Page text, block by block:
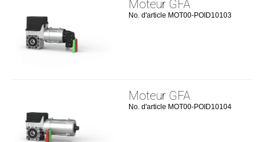
Moteur GFA
No. d'article MOT00-POID10103
Moteur GFA
No. d'article MOT00-POID10104